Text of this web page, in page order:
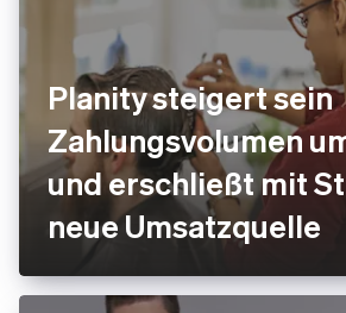
Planity steigert sein
Zahlungsvolumen
und erschließt mit
neue Umsatzquelle